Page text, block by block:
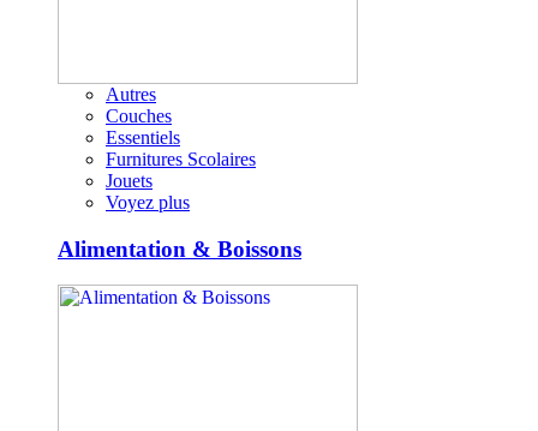
Autres
Couches
Essentiels
Furnitures Scolaires
Jouets
Voyez plus
Alimentation & Boissons